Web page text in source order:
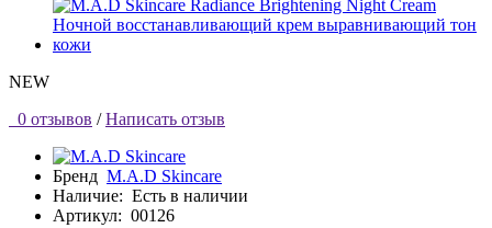
NEW
0 отзывов / Написать отзыв
Бренд M.A.D Skincare
Наличие: Есть в наличии
Артикул: 00126